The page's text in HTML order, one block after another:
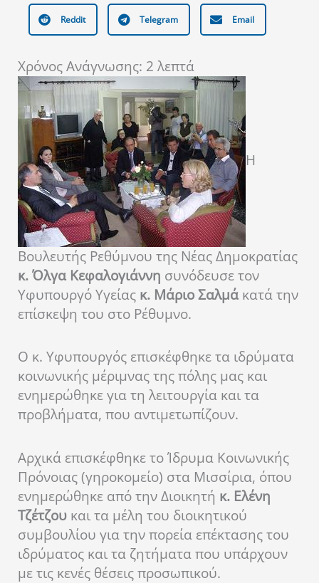
Reddit Telegram Email
Χρόνος Ανάγνωσης: 2 λεπτά
Η
Βουλευτής Ρεθύμνου της Νέας Δημοκρατίας
κ. Όλγα Κεφαλογιάννη συνόδευσε τον
Υφυπουργό Υγείας κ. Μάριο Σαλμά κατά την
επίσκεψη του στο Ρέθυμνο.
Ο κ. Υφυπουργός επισκέφθηκε τα ιδρύματα
κοινωνικής μέριμνας της πόλης μας και
ενημερώθηκε για τη λειτουργία και τα
προβλήματα, που αντιμετωπίζουν.
Αρχικά επισκέφθηκε το Ίδρυμα Κοινωνικής
Πρόνοιας (γηροκομείο) στα Μισσίρια, όπου
ενημερώθηκε από την Διοικητή κ. Ελένη
Τζέτζου και τα μέλη του διοικητικού
συμβουλίου για την πορεία επέκτασης του
ιδρύματος και τα ζητήματα που υπάρχουν
με τις κενές θέσεις προσωπικού.